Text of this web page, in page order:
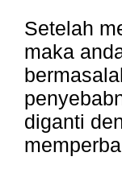
Setelah
maka
diganti